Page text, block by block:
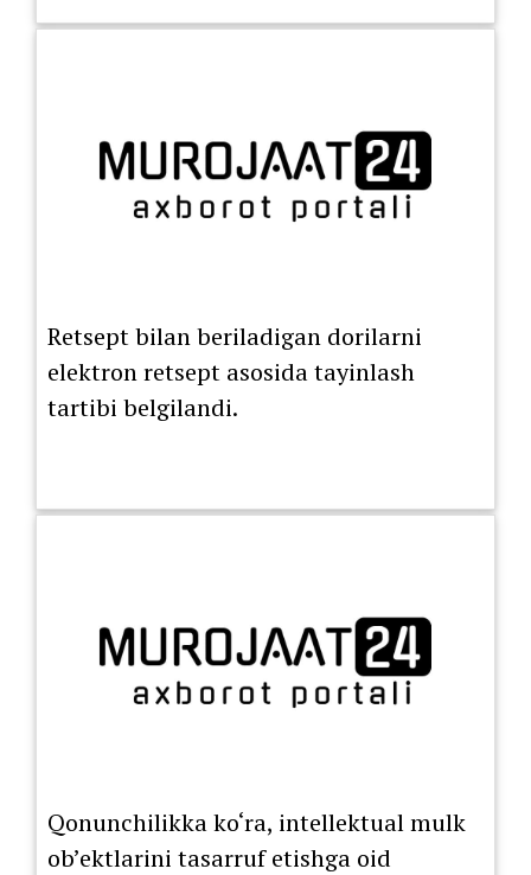
Retsept bilan beriladigan dorilarni
elektron retsept asosida tayinlash
tartibi belgilandi.
Qonunchilikka ko‘ra, intellektual mulk
ob’ektlarini tasarruf etishga oid